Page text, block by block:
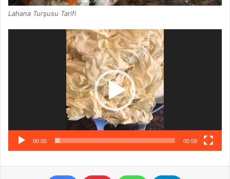
Lahana Turşusu Tarifi
00:00 00:58